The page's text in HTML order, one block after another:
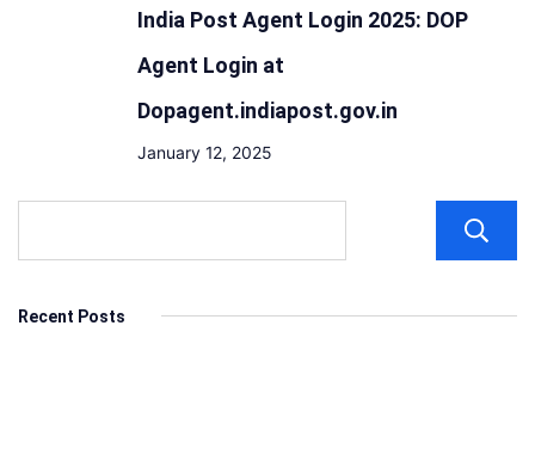
India Post Agent Login 2025: DOP
Agent Login at
Dopagent.indiapost.gov.in
January 12, 2025
Recent Posts